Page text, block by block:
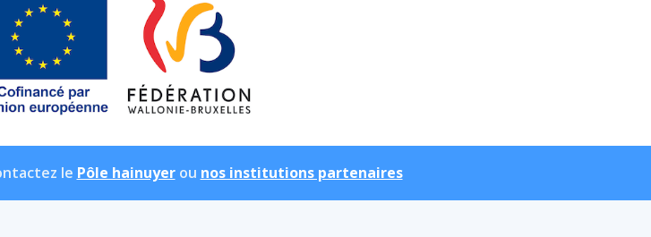
le Pôle hainuyerou nos institutions partenaires